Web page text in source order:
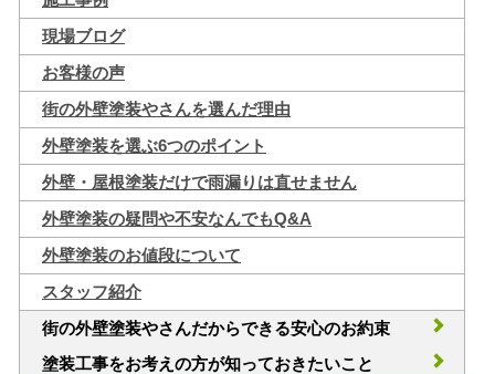
現場ブログ
お客様の声
街の外壁塗装やさんを選んだ理由
外壁塗装を選ぶ6つのポイント
外壁・屋根塗装だけで雨漏りは直せません
外壁塗装の疑問や不安なんでもQ&A
外壁塗装のお値段について
スタッフ紹介
街の外壁塗装やさんだからできる安心のお約束
塗装工事をお考えの方が知っておきたいこと